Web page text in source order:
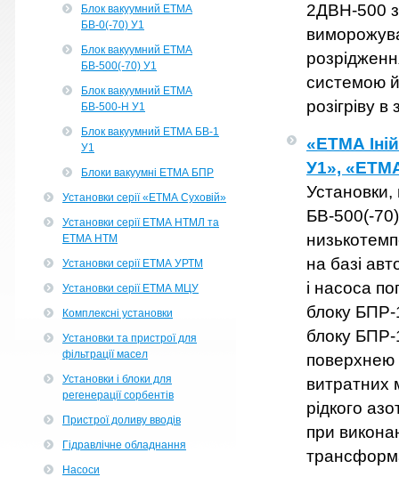
2ДВН-500
системою
розігріву
«ЕТМА
У1»,
БВ-500(-
на базі
і насоса
блоку БПР-
блоку БПР-
витратних
рідкого
при
Блок вакуумний ЕТМА
БВ-0(-70) У1
Блок вакуумний ЕТМА
БВ-500(-70) У1
Блок вакуумний ЕТМА
БВ-500-Н У1
Блок вакуумний ЕТМА БВ-1
У1
Блоки вакуумні ЕТМА БПР
Установки серії «ЕТМА Суховій»
Установки серії ЕТМА НТМЛ та
ЕТМА НТМ
Установки серії ЕТМА УРТМ
Установки серії ЕТМА МЦУ
Комплексні установки
Установки та пристрої для
фільтрації масел
Установки і блоки для
регенерації сорбентів
Пристрої доливу вводів
Гідравлічне обладнання
Насоси